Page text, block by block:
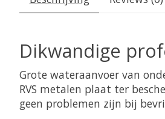
Dikwandige
Grote wateraanvoer van
RVS metalen plaat ter
geen problemen zijn bij